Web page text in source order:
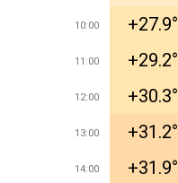
10:00 +27.9°
11:00 +29.2°
12:00 +30.3°
13:00 +31.2°
14:00 +31.9°